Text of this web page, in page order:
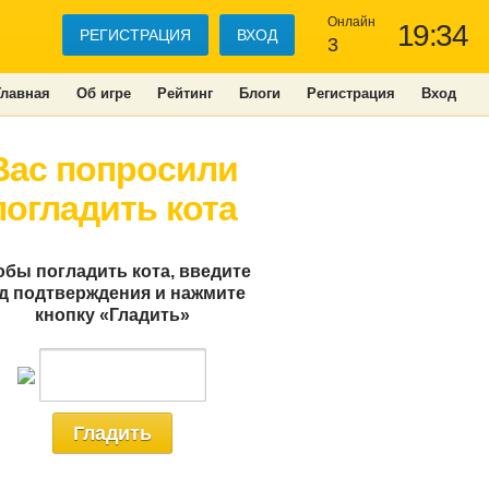
19:34
Онлайн
3
РЕГИСТРАЦИЯ ВХОД
Об игре Рейтинг Блоги Регистрация Вход
попросили
кота
погладить кота, введите
подтверждения и нажмите
кнопку «Гладить»